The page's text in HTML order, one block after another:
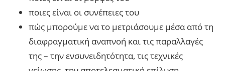
ποιες είναι οι συνέπειες του
πώς μπορούμε να το μετριάσουμε μέσα από τη
διαφραγματική αναπνοή και τις παραλλαγές
της – την ενσυνειδητότητα, τις τεχνικές